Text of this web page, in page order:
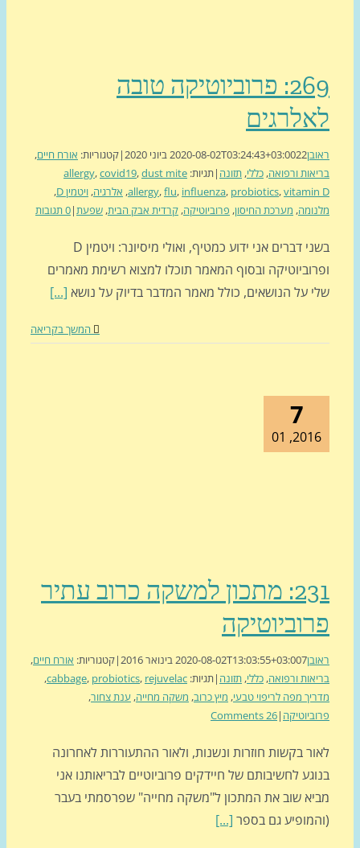
269: פרוביוטיקה טובה
2020-08-02T03:24:43+03:00
|קטגוריות:אורח חיים ,
ורפואה,כללי,תזונה|תגיות: allergy,covid19,dust mite
allergy,flu,influenza,probiotics ,
,אלרגיה,ויטמין D ,
מערכת החיסון,פרוביוטיקה,קרדית אבק הבית ,שפעת|0 תגובות
בשני דברים אני ידוע כמטיף, ואולי מיסיונר: ויטמין D
ובסוף המאמר תוכלו למצוא רשימת מאמרים
על הנושאים, כולל מאמר המדבר בדיוק על נושא[...]
המשך בקריאה
231: מתכון למשקה כרוב עתיר
2020-08-02T13:03:55+03:00
|קטגוריות:אורח חיים ,
ורפואה,כללי,תזונה|תגיות: cabbage,probiotics,rejuvelac
,
מפה לריפוי טבעי,מיץ כרוב, משקה מחייה,ענת צחור ,
|
26 Comments
בקשות חוזרות ונשנות, ולאור ההתעוררות לאחרונה
לחשיבותם של חיידקים פרוביוטיים לבריאותנו אני
שוב את המתכון ל"משקה מחייה" שפרסמתי בעבר
גם בספר[...]